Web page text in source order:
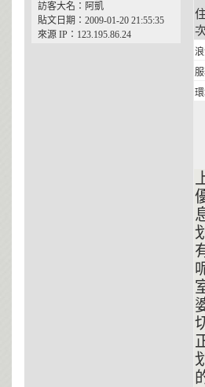
訪客大名：阿凱
貼文日期：2009-01-20 21:55:35
來源 IP：123.195.86.24